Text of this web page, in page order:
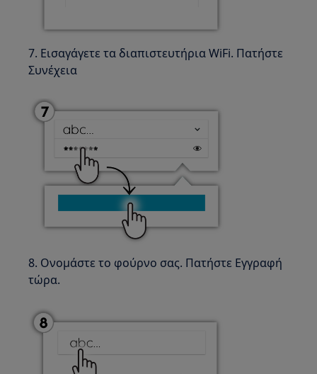
7. Εισαγάγετε τα διαπιστευτήρια WiFi. Πατήστε
Συνέχεια
8. Ονομάστε το φούρνο σας. Πατήστε Εγγραφή
τώρα.